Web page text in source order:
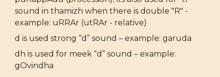
sound in thamizh when there is double "R" -
example: uRRAr (utRAr - relative)
d is used strong “d” sound – example: garuda
dh is used for meek “d” sound – example:
gOvindha